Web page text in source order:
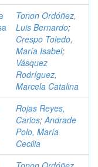
Tonon Ordóñez,
Luis Bernardo;
Crespo Toledo,
María Isabel;
Vásquez
Rodríguez,
Marcela Catalina
Rojas Reyes,
Carlos;Andrade
Polo, María
Cecilia